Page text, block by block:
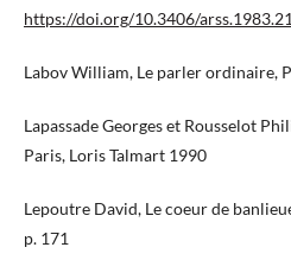
https://doi.org/10.3406/
Labov William, Le parler ordinaire,
Lapassade Georges et Rousselot
Paris, Loris Talmart 1990
Lepoutre David, Le coeur de
p. 171